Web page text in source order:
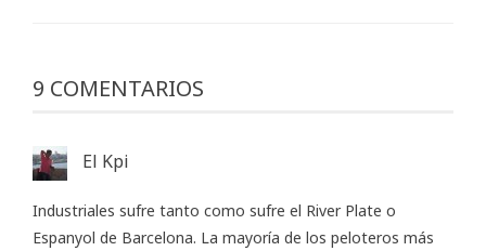
9 COMENTARIOS
El Kpi
Industriales sufre tanto como sufre el River Plate o
Espanyol de Barcelona. La mayoría de los peloteros más